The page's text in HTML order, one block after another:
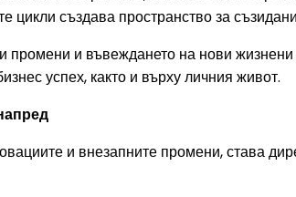
цикли създава пространство за
промени и въвеждането на нови
успех, както и върху личния живот.
и внезапните промени, става